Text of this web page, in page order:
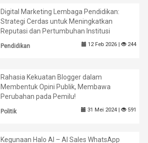
Digital Marketing Lembaga Pendidikan:
Strategi Cerdas untuk Meningkatkan
Reputasi dan Pertumbuhan Institusi
Pendidikan 12 Feb 2026 | 244
Rahasia Kekuatan Blogger dalam
Membentuk Opini Publik, Membawa
Perubahan pada Pemilu!
Politik 31 Mei 2024 | 591
Kegunaan Halo AI – AI Sales WhatsApp